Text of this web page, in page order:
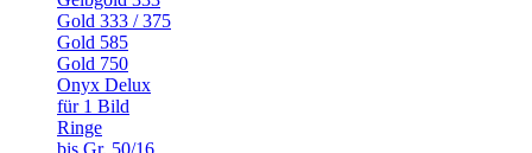
Gold 333 / 375
Gold 585
Gold 750
Onyx Delux
für 1 Bild
Ringe